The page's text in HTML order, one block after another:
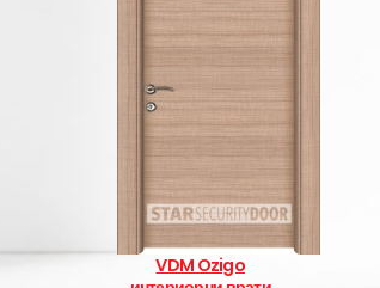
VDM Atlantis